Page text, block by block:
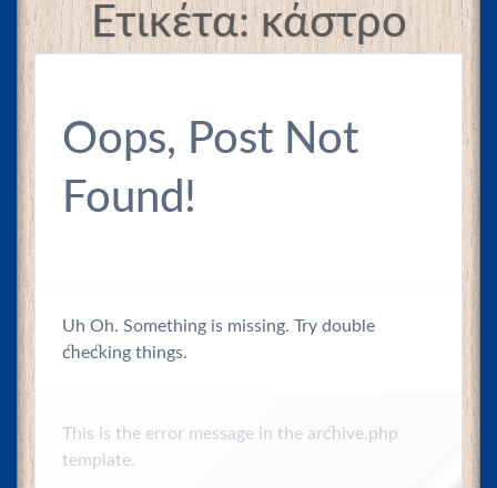
Ετικέτα:κάστρο
Oops, Post Not
Found!
Uh Oh. Something is missing. Try double
checking things.
This is the error message in the archive.php
template.